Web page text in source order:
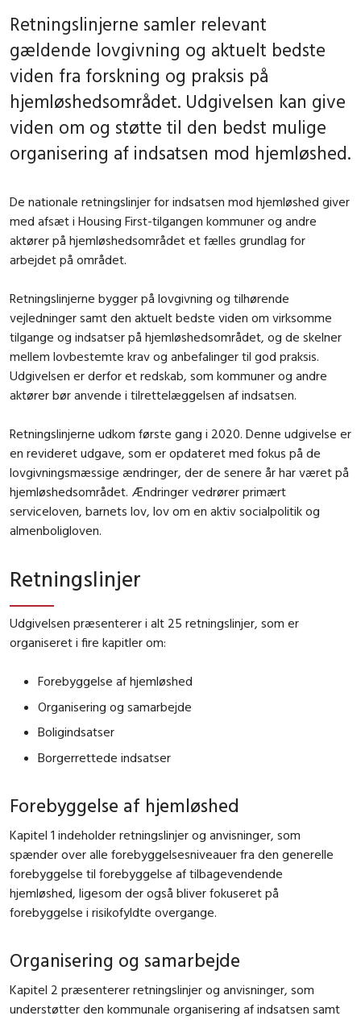
Retningslinjerne samler relevant
gældende lovgivning og aktuelt bedste
viden fra forskning og praksis på
hjemløshedsområdet. Udgivelsen kan give
viden om og støtte til den bedst mulige
organisering af indsatsen mod hjemløshed.
De nationale retningslinjer for indsatsen mod hjemløshed giver
med afsæt i Housing First-tilgangen kommuner og andre
aktører på hjemløshedsområdet et fælles grundlag for
arbejdet på området.
Retningslinjerne bygger på lovgivning og tilhørende
vejledninger samt den aktuelt bedste viden om virksomme
tilgange og indsatser på hjemløshedsområdet, og de skelner
mellem lovbestemte krav og anbefalinger til god praksis.
Udgivelsen er derfor et redskab, som kommuner og andre
aktører bør anvende i tilrettelæggelsen af indsatsen.
Retningslinjerne udkom første gang i 2020. Denne udgivelse er
en revideret udgave, som er opdateret med fokus på de
lovgivningsmæssige ændringer, der de senere år har været på
hjemløshedsområdet. Ændringer vedrører primært
serviceloven, barnets lov, lov om en aktiv socialpolitik og
almenboligloven.
Retningslinjer
Udgivelsen præsenterer i alt 25 retningslinjer, som er
organiseret i fire kapitler om:
Forebyggelse af hjemløshed
Organisering og samarbejde
Boligindsatser
Borgerrettede indsatser
Forebyggelse af hjemløshed
Kapitel 1 indeholder retningslinjer og anvisninger, som
spænder over alle forebyggelsesniveauer fra den generelle
forebyggelse til forebyggelse af tilbagevendende
hjemløshed, ligesom der også bliver fokuseret på
forebyggelse i risikofyldte overgange.
Organisering og samarbejde
Kapitel 2 præsenterer retningslinjer og anvisninger, som
understøtter den kommunale organisering af indsatsen samt